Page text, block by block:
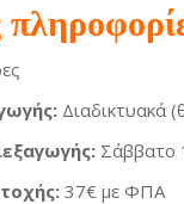
Διαδικτυακά
Σάββατο
37€ με ΦΠΑ